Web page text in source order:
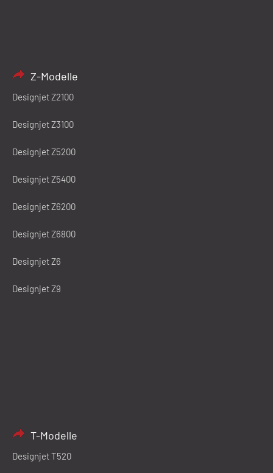
Z-Modelle
Designjet Z2100
Designjet Z3100
Designjet Z5200
Designjet Z5400
Designjet Z6200
Designjet Z6800
Designjet Z6
Designjet Z9
T-Modelle
Designjet T520